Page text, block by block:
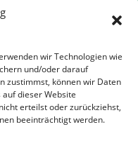
wir Technologien wie
und/oder darauf
zustimmst, können wir Daten
dieser Website
erteilst oder zurückziehst,
beeinträchtigt werden.